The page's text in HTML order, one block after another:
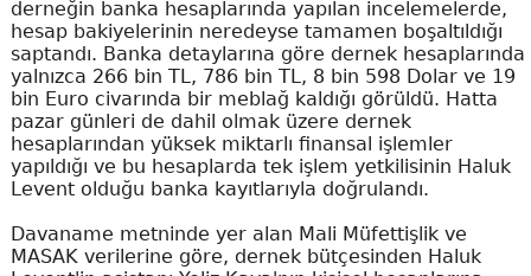
derneğin banka hesaplarında yapılan incelemelerde,
hesap bakiyelerinin neredeyse tamamen boşaltıldığı
saptandı. Banka detaylarına göre dernek hesaplarında
yalnızca 266 bin TL, 786 bin TL, 8 bin 598 Dolar ve 19
bin Euro civarında bir meblağ kaldığı görüldü. Hatta
pazar günleri de dahil olmak üzere dernek
hesaplarından yüksek miktarlı finansal işlemler
yapıldığı ve bu hesaplarda tek işlem yetkilisinin Haluk
Levent olduğu banka kayıtlarıyla doğrulandı.
Davaname metninde yer alan Mali Müfettişlik ve
MASAK verilerine göre, dernek bütçesinden Haluk